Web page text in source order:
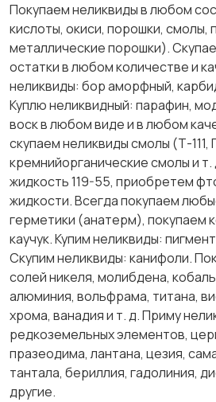
Покупаем неликвиды в любом
кислоты, окиси, порошки, смолы,
металлические порошки).
остатки в любом количестве и
неликвиды: бор аморфный,
Куплю неликвидный: парафин,
воск в любом виде и в любом
скупаем неликвиды смолы (Т-
кремнийорганические смолы и т.
жидкость 119-55, приобретем
жидкости. Всегда покупаем
герметики (анатерм), покупаем
каучук. Купим неликвиды:
Скупим неликвиды: канифоли.
солей никеля, молибдена,
алюминия, вольфрама, титана,
хрома, ванадия и т. д. Приму
редкоземельных элементов,
празеодима, лантана, цезия,
тантала, бериллия, гадолиния,
другие.